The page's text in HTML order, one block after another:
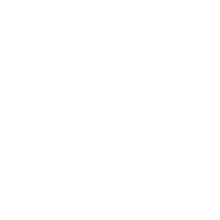
Absprache entschieden
zogen wir unser
eine Schildkröte.
Für den zweiten
Wir machten einen Drift-
und wir traten die